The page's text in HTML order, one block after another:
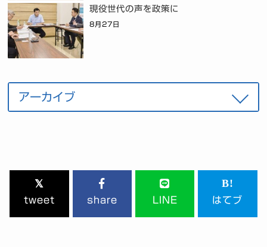
現役世代の声を政策に
8月27日
tweet share LINE はてブ